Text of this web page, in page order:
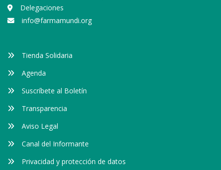
Delegaciones
info@farmamundi.org
Tienda Solidaria
Agenda
Suscríbete al Boletín
Transparencia
Aviso Legal
Canal del Informante
Privacidad y protección de datos